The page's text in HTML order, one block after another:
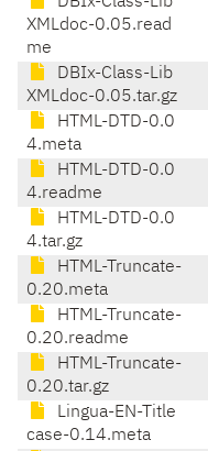
XMLdoc-0.05.read
me
DBIx-Class-Lib
XMLdoc-0.05.tar.gz
HTML-DTD-0.0
4.meta
HTML-DTD-0.0
4.readme
HTML-DTD-0.0
4.tar.gz
HTML-Truncate-
0.20.meta
HTML-Truncate-
0.20.readme
HTML-Truncate-
0.20.tar.gz
Lingua-EN-Title
case-0.14.meta